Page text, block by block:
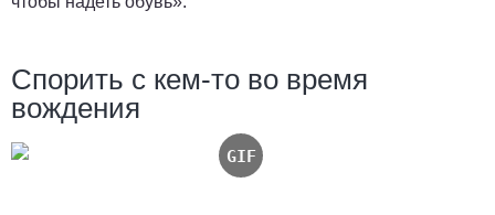
Спорить с кем-то во время
вождения